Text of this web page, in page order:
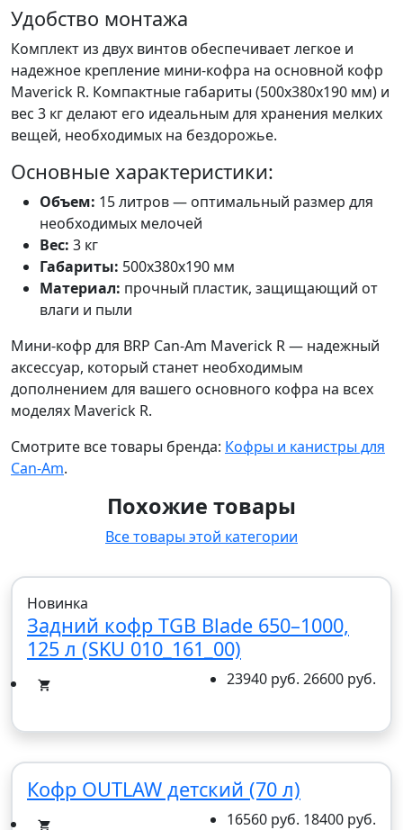
Удобство монтажа
Комплект из двух винтов обеспечивает легкое и
надежное крепление мини-кофра на основной кофр
Maverick R. Компактные габариты (500х380х190 мм) и
вес 3 кг делают его идеальным для хранения мелких
вещей, необходимых на бездорожье.
Основные характеристики:
Объем: 15 литров — оптимальный размер для
необходимых мелочей
Вес: 3 кг
Габариты: 500х380х190 мм
Материал: прочный пластик, защищающий от
влаги и пыли
Мини-кофр для BRP Can-Am Maverick R — надежный
аксессуар, который станет необходимым
дополнением для вашего основного кофра на всех
моделях Maverick R.
Смотрите все товары бренда: Кофры и канистры для
Can-Am.
Похожие товары
Все товары этой категории
Новинка
Задний кофр TGB Blade 650–1000,
125 л (SKU 010_161_00)
23940 руб. 26600 руб.
Кофр OUTLAW детский (70 л)
16560 руб. 18400 руб.